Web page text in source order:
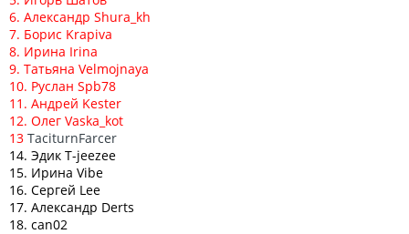
6. Александр Shura_kh
7. Борис Krapiva
8. Ирина Irina
9. Татьяна Velmojnaya
10. Руслан Spb78
11. Андрей Kester
12. Олег Vaska_kot
13 TaciturnFarcer
14. Эдик T-jeezee
15. Ирина Vibe
16. Сергей Lee
17. Александр Derts
18. can02